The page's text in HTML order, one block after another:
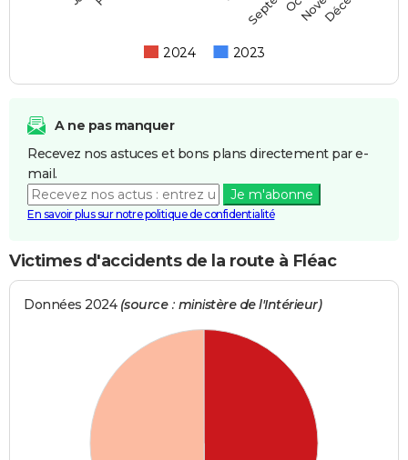
2024 2023
A ne pas manquer
Recevez nos astuces et bons plans directement par e-
mail.
Je m'abonne
En savoir plus sur notre politique de confidentialité
Victimes d'accidents de la route à Fléac
Données 2024 (source : ministère de l'Intérieur)